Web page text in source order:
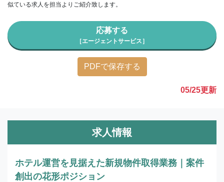
似ている求人を担当よりご紹介致します。
応募する
［エージェントサービス］
PDFで保存する
05/25更新
求人情報
ホテル運営を見据えた新規物件取得業務｜案件
創出の花形ポジション